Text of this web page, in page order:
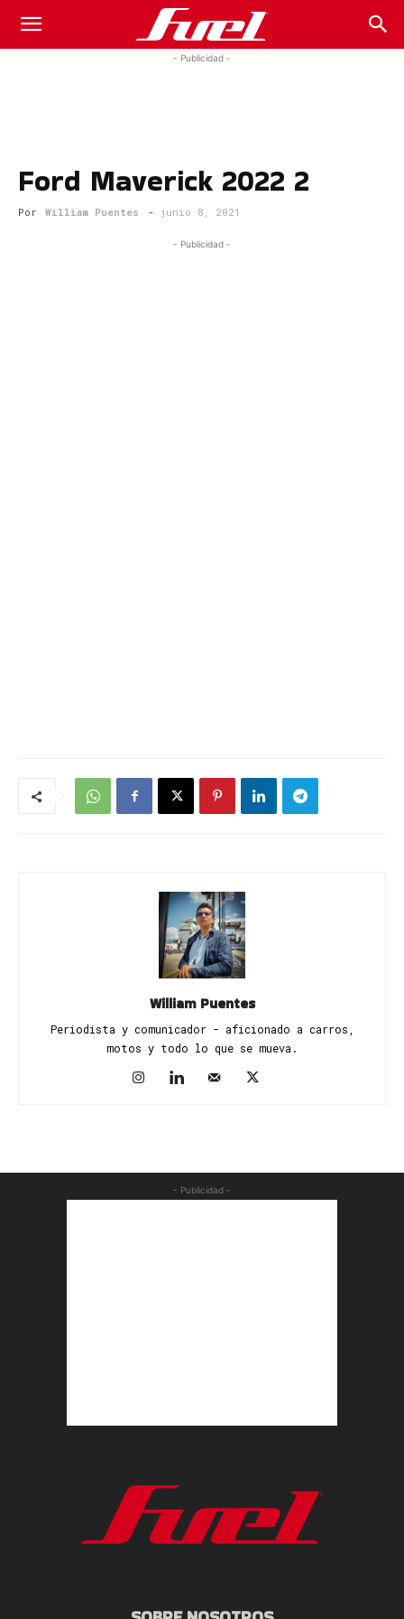
Fuel
Magazine
- Publicidad -
Ford Maverick 2022 2
Por William Puentes - junio 8, 2021
- Publicidad -
William Puentes
Periodista y comunicador - aficionado a carros,
motos y todo lo que se mueva.
- Publicidad -